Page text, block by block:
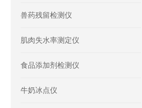
兽药残留检测仪
肌肉失水率测定仪
食品添加剂检测仪
牛奶冰点仪